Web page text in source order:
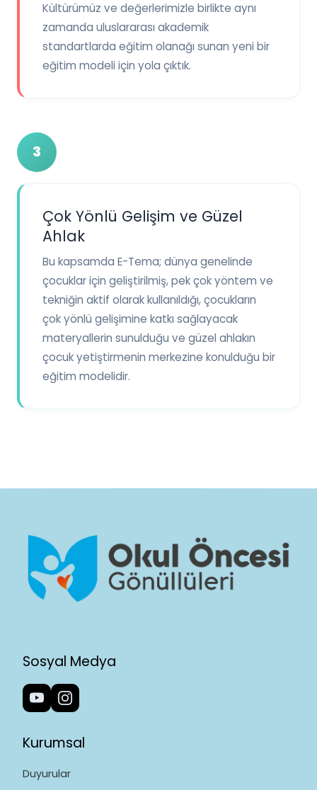
Kültürümüz ve değerlerimizle birlikte aynı
zamanda uluslararası akademik
standartlarda eğitim olanağı sunan yeni bir
eğitim modeli için yola çıktık.
3
Çok Yönlü Gelişim ve Güzel
Ahlak
Bu kapsamda E-Tema; dünya genelinde
çocuklar için geliştirilmiş, pek çok yöntem ve
tekniğin aktif olarak kullanıldığı, çocukların
çok yönlü gelişimine katkı sağlayacak
materyallerin sunulduğu ve güzel ahlakın
çocuk yetiştirmenin merkezine konulduğu bir
eğitim modelidir.
Sosyal Medya
Kurumsal
Duyurular